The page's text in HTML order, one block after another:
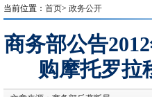
当前位置： 首页> 政务公开
商务部公告
购摩托罗拉